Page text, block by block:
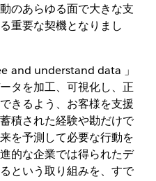
のあらゆる面で大きな支
重要な契機となりまし
and understand data 」
タを加工、可視化し、正
きるよう、お客様を支援
積された経験や勘だけで
を予測して必要な行動を
的な企業では得られたデ
という取り組みを、すで